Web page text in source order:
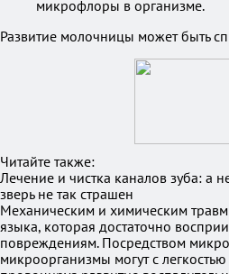
микрофлоры в организме.
Развитие молочницы может быть
Читайте также:
Лечение и чистка каналов зуба: а
зверь не так страшен
Механическим и химическим
языка, которая достаточно
повреждениям. Посредством
микроорганизмы могут с легкостью